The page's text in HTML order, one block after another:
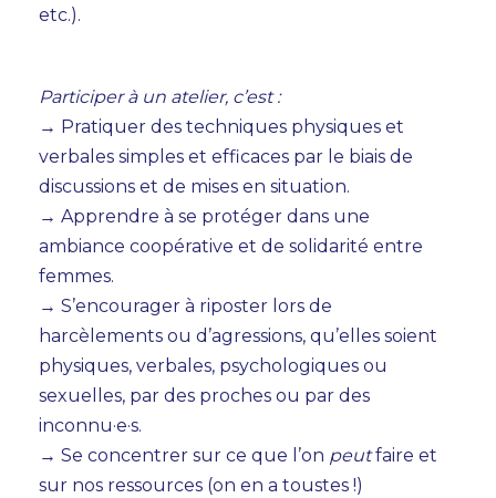
etc.).
Participer à un atelier, c’est :
→ Pratiquer des techniques physiques et
verbales simples et efficaces par le biais de
discussions et de mises en situation.
→ Apprendre à se protéger dans une
ambiance coopérative et de solidarité entre
femmes.
→ S’encourager à riposter lors de
harcèlements ou d’agressions, qu’elles soient
physiques, verbales, psychologiques ou
sexuelles, par des proches ou par des
inconnu·e·s.
→ Se concentrer sur ce que l’on peutfaire et
sur nos ressources (on en a toustes !)